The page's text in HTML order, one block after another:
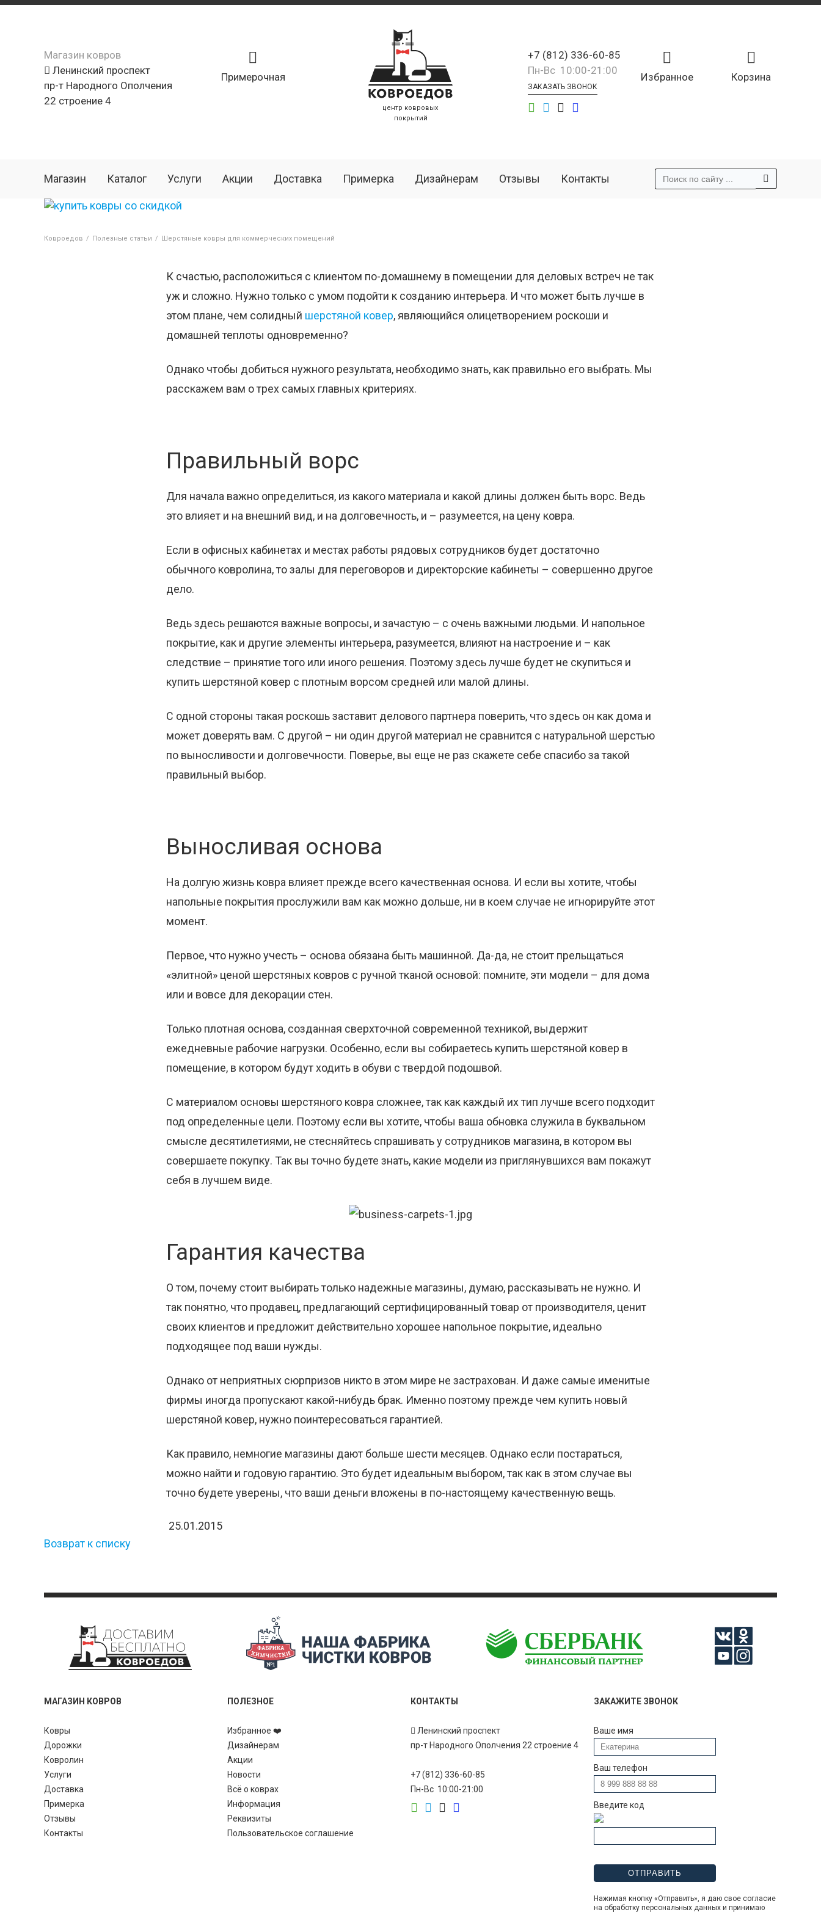
Магазин ковров
Ленинский проспект
пр-т Народного Ополчения
22 строение 4
Примерочная
центр ковровых
покрытий
Корзина
Избранное
+7 (812) 336-60-85
Пн-Вс 10:00-21:00
ЗАКАЗАТЬ ЗВОНОК
Магазин Каталог Услуги Акции Доставка Примерка Дизайнерам Отзывы Контакты
Ковроедов / Полезные статьи / Шерстяные ковры для коммерческих помещений
К счастью, расположиться с клиентом по-домашнему в помещении для деловых встреч не так
уж и сложно. Нужно только с умом подойти к созданию интерьера. И что может быть лучше в
этом плане, чем солидный шерстяной ковер, являющийся олицетворением роскоши и
домашней теплоты одновременно?
Однако чтобы добиться нужного результата, необходимо знать, как правильно его выбрать. Мы
расскажем вам о трех самых главных критериях.
Правильный ворс
Для начала важно определиться, из какого материала и какой длины должен быть ворс. Ведь
это влияет и на внешний вид, и на долговечность, и – разумеется, на цену ковра.
Если в офисных кабинетах и местах работы рядовых сотрудников будет достаточно
обычного ковролина, то залы для переговоров и директорские кабинеты – совершенно другое
дело.
Ведь здесь решаются важные вопросы, и зачастую – с очень важными людьми. И напольное
покрытие, как и другие элементы интерьера, разумеется, влияют на настроение и – как
следствие – принятие того или иного решения. Поэтому здесь лучше будет не скупиться и
купить шерстяной ковер с плотным ворсом средней или малой длины.
С одной стороны такая роскошь заставит делового партнера поверить, что здесь он как дома и
может доверять вам. С другой – ни один другой материал не сравнится с натуральной шерстью
по выносливости и долговечности. Поверье, вы еще не раз скажете себе спасибо за такой
правильный выбор.
Выносливая основа
На долгую жизнь ковра влияет прежде всего качественная основа. И если вы хотите, чтобы
напольные покрытия прослужили вам как можно дольше, ни в коем случае не игнорируйте этот
момент.
Первое, что нужно учесть – основа обязана быть машинной. Да-да, не стоит прельщаться
«элитной» ценой шерстяных ковров с ручной тканой основой: помните, эти модели – для дома
или и вовсе для декорации стен.
Только плотная основа, созданная сверхточной современной техникой, выдержит
ежедневные рабочие нагрузки. Особенно, если вы собираетесь купить шерстяной ковер в
помещение, в котором будут ходить в обуви с твердой подошвой.
С материалом основы шерстяного ковра сложнее, так как каждый их тип лучше всего подходит
под определенные цели. Поэтому если вы хотите, чтобы ваша обновка служила в буквальном
смысле десятилетиями, не стесняйтесь спрашивать у сотрудников магазина, в котором вы
совершаете покупку. Так вы точно будете знать, какие модели из приглянувшихся вам покажут
себя в лучшем виде.
Гарантия качества
О том, почему стоит выбирать только надежные магазины, думаю, рассказывать не нужно. И
так понятно, что продавец, предлагающий сертифицированный товар от производителя, ценит
своих клиентов и предложит действительно хорошее напольное покрытие, идеально
подходящее под ваши нужды.
Однако от неприятных сюрпризов никто в этом мире не застрахован. И даже самые именитые
фирмы иногда пропускают какой-нибудь брак. Именно поэтому прежде чем купить новый
шерстяной ковер, нужно поинтересоваться гарантией.
Как правило, немногие магазины дают больше шести месяцев. Однако если постараться,
можно найти и годовую гарантию. Это будет идеальным выбором, так как в этом случае вы
точно будете уверены, что ваши деньги вложены в по-настоящему качественную вещь.
25.01.2015
Возврат к списку
МАГАЗИН КОВРОВ
Ковры
Дорожки
Ковролин
Услуги
Доставка
Примерка
Отзывы
Контакты
ПОЛЕЗНОЕ
Избранное ❤️
Дизайнерам
Акции
Новости
Всё о коврах
Информация
Реквизиты
Пользовательское соглашение
КОНТАКТЫ
Ленинский проспект
пр-т Народного Ополчения 22 строение 4
+7 (812) 336-60-85
Пн-Вс 10:00-21:00
ЗАКАЖИТЕ ЗВОНОК
Ваше имя
Ваш телефон
Введите код
Нажимая кнопку «Отправить», я даю свое согласие
на обработку персональных данных и принимаю